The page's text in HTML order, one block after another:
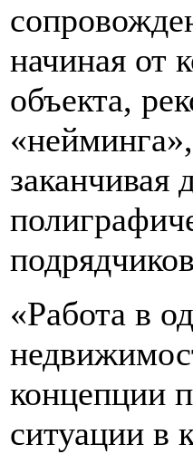
начиная от
объекта,
заканчивая
«Работа в
концепции
ситуации в